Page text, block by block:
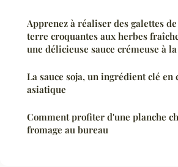
Apprenez à réaliser des galettes
terre croquantes aux herbes
une délicieuse sauce crémeuse à
La sauce soja, un ingrédient clé en
asiatique
Comment profiter d'une planche
fromage au bureau